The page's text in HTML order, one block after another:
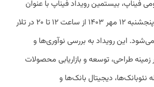
فیناپ، بیستمین رویداد فیناپ با عنوان
«MobileFirst» روز پنجشنبه ۱۲ مهر ۱۴۰۳ از ساعت ۱۲ تا ۲۰ در تلار
این رویداد به بررسی نوآوری‌ها و
طراحی، توسعه و بازاریابی محصولات
نئوبانک‌ها، دیجیتال بانک‌ها و